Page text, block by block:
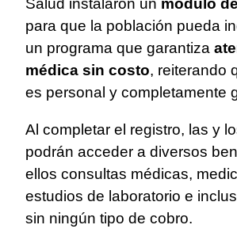
Salud instalaron un módulo
para que la población pueda
un programa que garantiza
médica sin costo, reiterando
es personal y completamente
Al completar el registro, las y
podrán acceder a diversos
ellos consultas médicas,
estudios de laboratorio e
sin ningún tipo de cobro.